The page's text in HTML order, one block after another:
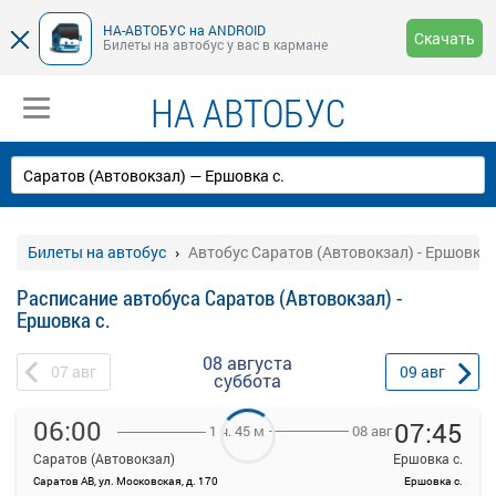
НА-АВТОБУС на ANDROID
Билеты на автобус у вас в кармане
Скачать
НА АВТОБУС
Билеты на автобус Автобус Саратов (Автовокзал) - Ершовка
Расписание автобуса Саратов (Автовокзал) -
Ершовка с.
07 авг 08 августа
суббота 09 авг
06:00
Саратов (Автовокзал)
Саратов АВ, ул. Московская, д. 170
1 ч. 45 м 08 авг07:45
Ершовка с.
Ершовка с.
На данной странице вы можете ознакомиться с расписанием и